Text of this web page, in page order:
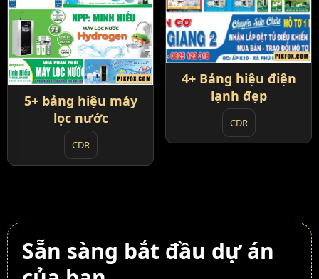
5+ bảng hiệu máy
lọc nước
CDR
4+ Bảng hiệu điện
lạnh đẹp
CDR
Sẵn sàng bắt đầu dự án